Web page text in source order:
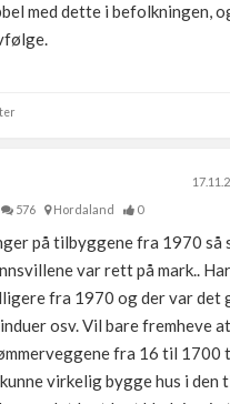
med dette i befolkningen,
576
Hordaland 0
på tilbyggene fra 1970
var rett på mark..
fra 1970 og der var det
osv. Vil bare fremheve
fra 16 til 1700
virkelig bygge hus i den